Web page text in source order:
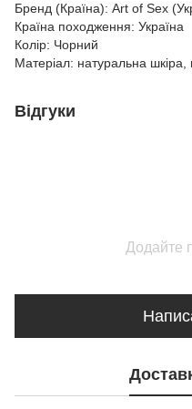
Бренд (Країна): Art of Sex
Країна походження: Україна
Колір: Чорний
Матеріал: натуральна
Відгуки
Додайте